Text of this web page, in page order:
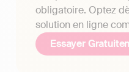
obligatoire. Optez
solution en ligne
Essayer